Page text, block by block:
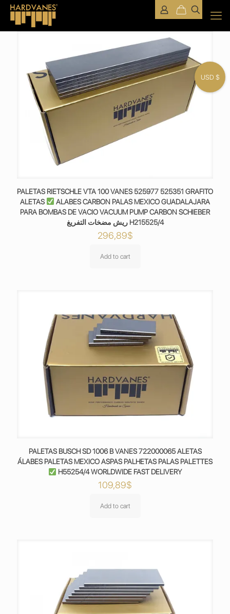
PALETAS RIETSCHLE VTA 100 VANES 525977 525351 GRAFITO
ALETAS
ALABES CARBON PALAS MEXICO GUADALAJARA
PARA BOMBAS DE VACIO VACUUM PUMP CARBON SCHIEBER
ريش مضخات التفريغ H215525/4
296,89$
Add to cart
PALETAS BUSCH SD 1006 B VANES 722000065 ALETAS
ÁLABES PALETAS MEXICO ASPAS PALHETAS PALAS PALETTES
H55254/4 WORLDWIDE FAST DELIVERY
109,89$
Add to cart
USD $